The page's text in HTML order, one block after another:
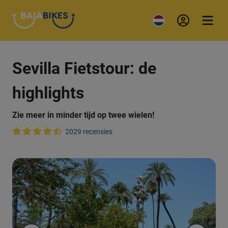
Sevilla Fietstour: de
highlights
Zie meer in minder tijd op twee wielen!
2029 recensies